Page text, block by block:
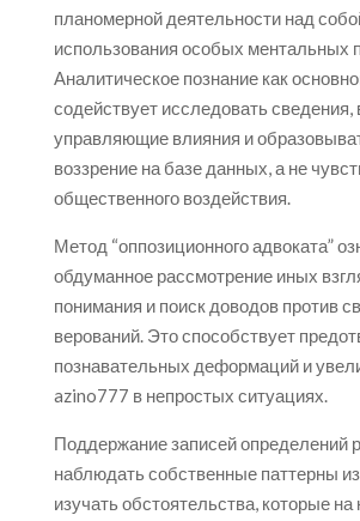
планомерной деятельности над
использования особых ментальных
Аналитическое познание как
содействует исследовать
управляющие влияния и
воззрение на базе данных, а не
общественного воздействия.
Метод “оппозиционного адвоката”
обдуманное рассмотрение иных
понимания и поиск доводов против
верований. Это способствует
познавательных деформаций и
azino777 в непростых ситуациях.
Поддержание записей определений
наблюдать собственные паттерны
изучать обстоятельства, которые